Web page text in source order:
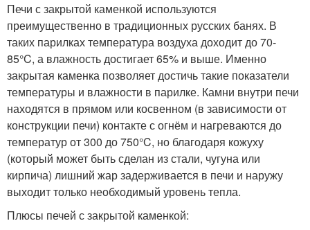
Печи с закрытой каменкой используются
преимущественно в традиционных русских банях. В
таких парилках температура воздуха доходит до 70-
85°C, а влажность достигает 65% и выше. Именно
закрытая каменка позволяет достичь такие показатели
температуры и влажности в парилке. Камни внутри печи
находятся в прямом или косвенном (в зависимости от
конструкции печи) контакте с огнём и нагреваются до
температур от 300 до 750°C, но благодаря кожуху
(который может быть сделан из стали, чугуна или
кирпича) лишний жар задерживается в печи и наружу
выходит только необходимый уровень тепла.
Плюсы печей с закрытой каменкой: